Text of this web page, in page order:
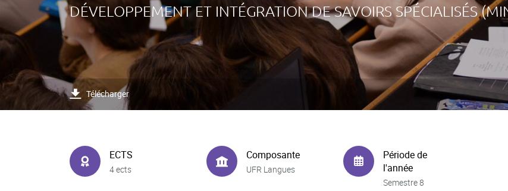
DÉVELOPPEMENT ET INTÉGRATION DE SAVOIRS SPÉCIALISÉS
Télécharger
ECTS
4 ects
Composante
UFR Langues
Période de
l'année
Semestre 8